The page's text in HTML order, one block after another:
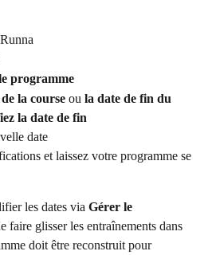
programme
la course ou la date de fin du
la date de fin
date
et laissez votre programme se
les dates via Gérer le
faire glisser les entraînements dans
doit être reconstruit pour